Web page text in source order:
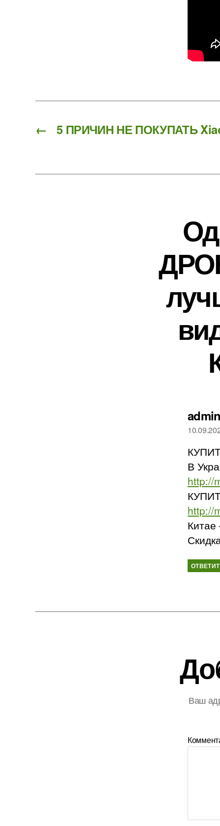
← 5 ПРИЧИН НЕ ПОКУПАТЬ
admin
В
http://
http://
Ваш